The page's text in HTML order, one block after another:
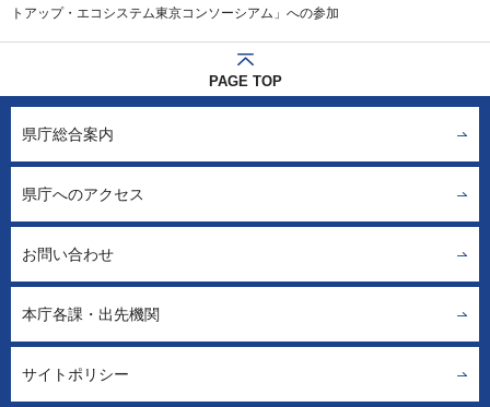
トアップ・エコシステム東京コンソーシアム」への参加
PAGE TOP
県庁総合案内
県庁へのアクセス
お問い合わせ
本庁各課・出先機関
サイトポリシー